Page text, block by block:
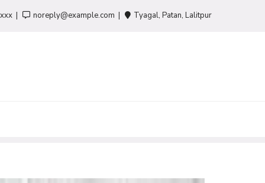
noreply@example.com Tyagal, Patan, Lalitpur